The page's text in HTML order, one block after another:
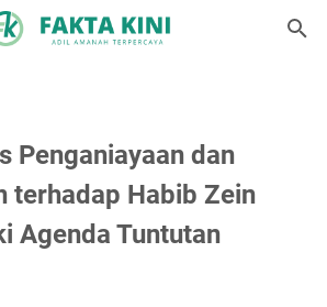
Penganiayaan dan
terhadap Habib Zein
Agenda Tuntutan